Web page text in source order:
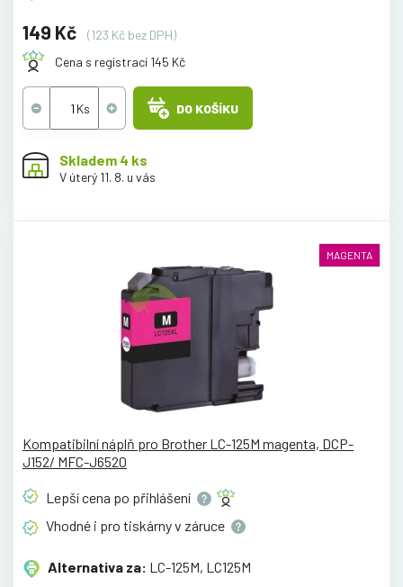
149 Kč
(123 Kč bez DPH)
Cena s registrací 145 Kč
DO KOŠÍKU
Skladem 4 ks
V úterý 11. 8. u vás
MAGENTA
Kompatibilní náplň pro Brother LC-125M magenta, DCP-
J152/ MFC-J6520
Lepší cena po přihlášení
Vhodné i pro tiskárny v záruce
Alternativa za: LC-125M, LC125M